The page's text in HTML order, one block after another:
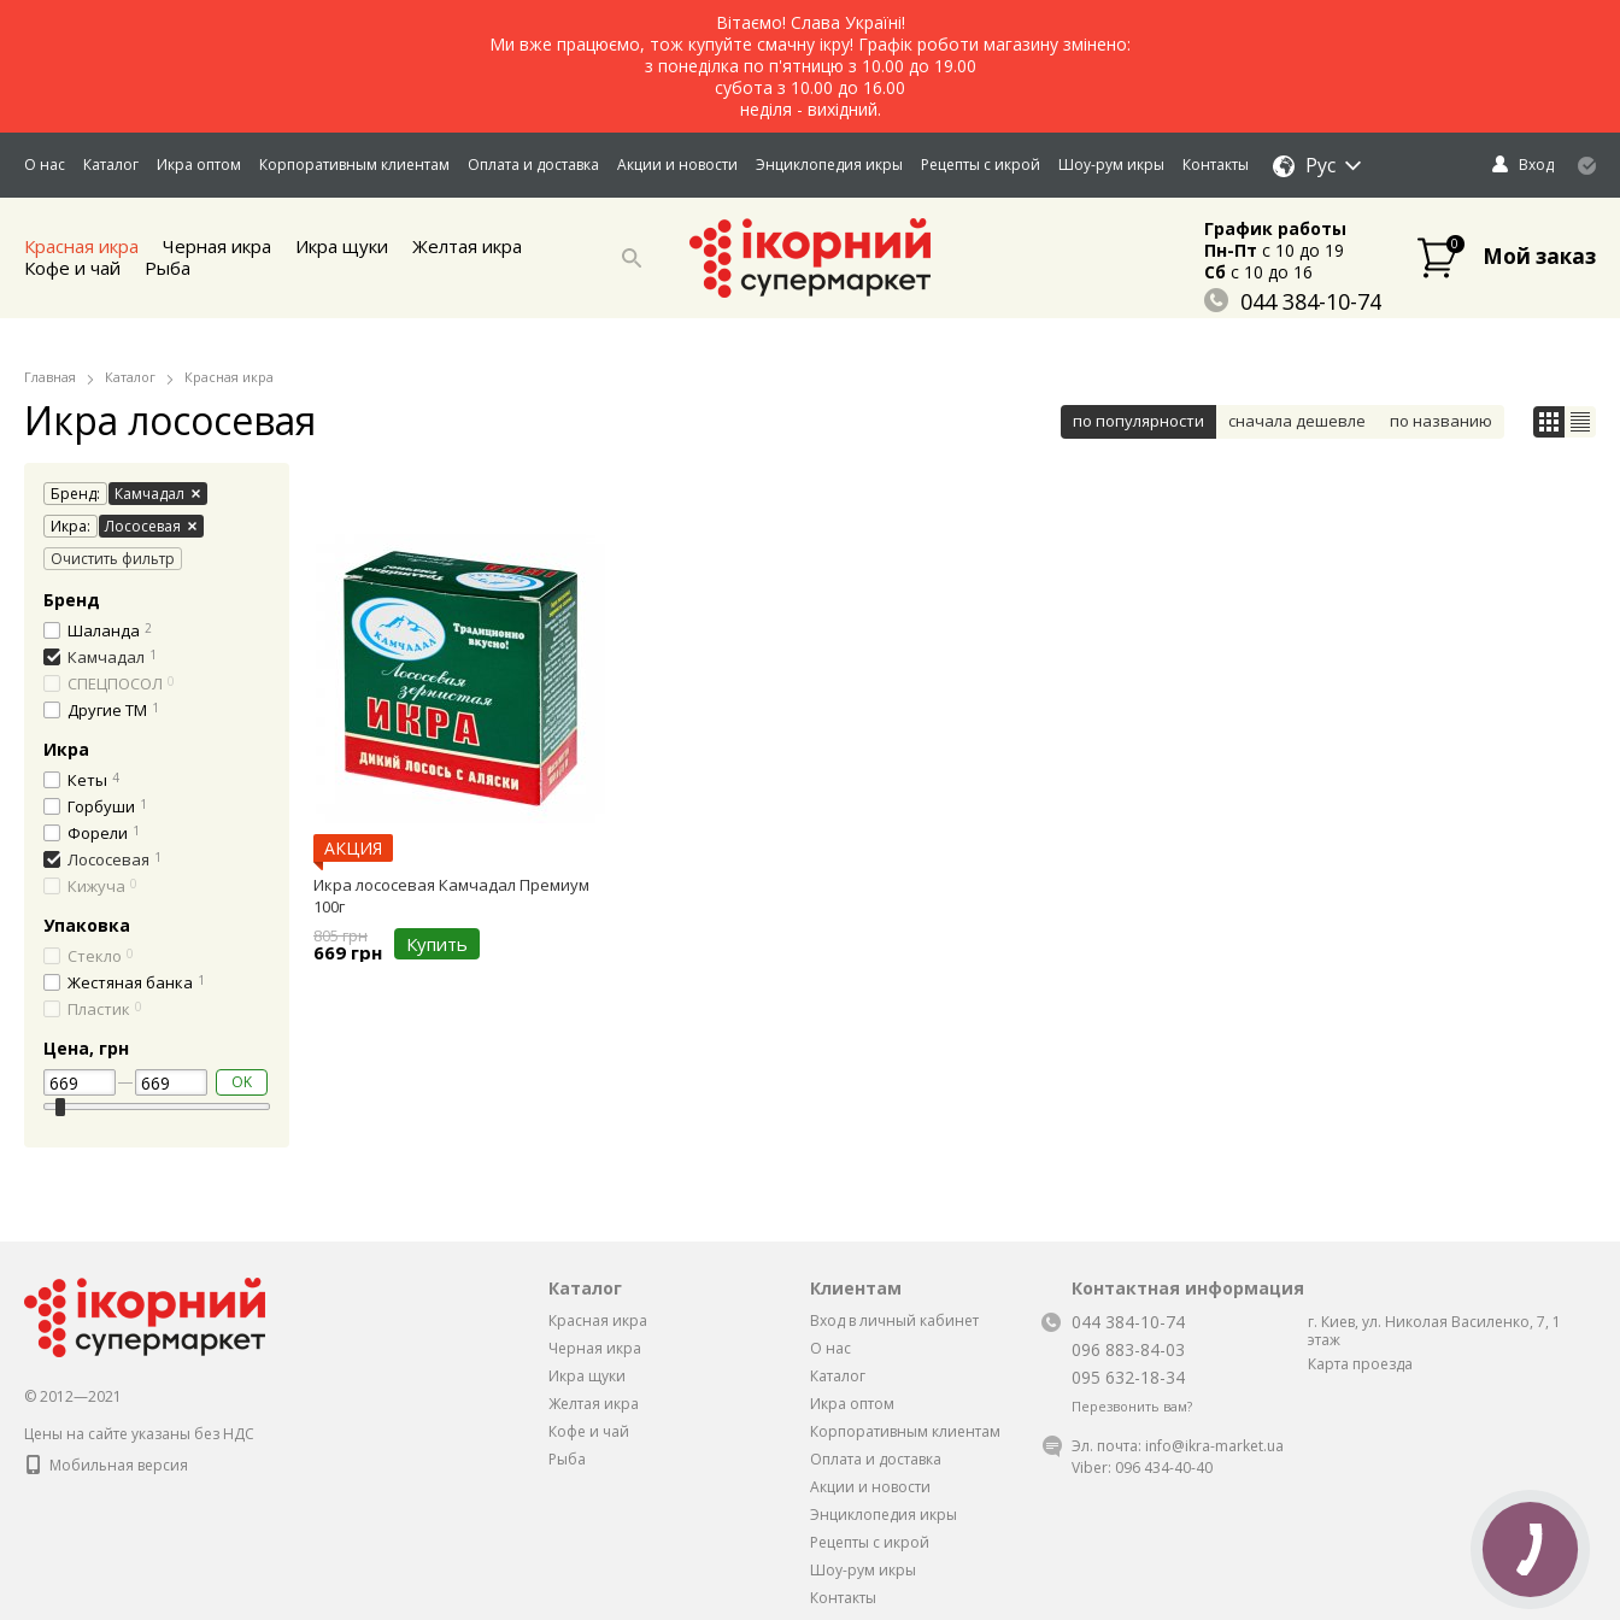
Вітаємо! Слава Україні!
Ми вже працюємо, тож купуйте смачну ікру! Графік роботи магазину змінено:
з понеділка по п'ятницю з 10.00 до 19.00
субота з 10.00 до 16.00
неділя - вихідний.
О нас Каталог Икра оптом Корпоративным клиентам Оплата и доставка Акции и новости Энциклопедия икры Рецепты с икрой Шоу-рум икры Контакты Рус Вход
Красная икра Черная икра Икра щуки
Желтая икра
Кофе и чай
Рыба
График работы
Пн-Пт c 10 до 19
Сбc 10 до 16
044 384-10-74
0 Мой заказ
Главная Каталог Красная икра
Икра лососевая по популярности сначала дешевле по названию
АКЦИЯ
Икра лососевая Камчадал Премиум
100г
805 грн
669 грн Купить
Бренд:
Камчадал
Икра:
Лососевая
Очистить фильтр
Бренд
Шаланда 2
Камчадал 1
СПЕЦПОСОЛ 0
Другие ТМ 1
Икра
Кеты 4
Горбуши 1
Форели 1
Лососевая 1
Кижуча 0
Упаковка
Стекло 0
Жестяная банка 1
Пластик 0
Цена, грн
OK
© 2012—2021
Цены на сайте указаны без НДС
Мобильная версия
Каталог
Красная икра
Черная икра
Икра щуки
Желтая икра
Кофе и чай
Рыба
Клиентам
Вход в личный кабинет
О нас
Каталог
Икра оптом
Корпоративным клиентам
Оплата и доставка
Акции и новости
Энциклопедия икры
Рецепты с икрой
Шоу-рум икры
Контакты
Контактная информация
044 384-10-74
096 883-84-03
095 632-18-34
Перезвонить вам?
г. Киев, ул. Николая Василенко, 7, 1
этаж
Карта проезда
Эл. почта: info@ikra-market.ua
Viber: 096 434-40-40